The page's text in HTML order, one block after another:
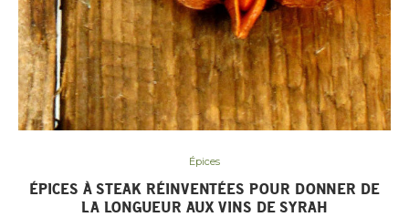
Épices
ÉPICES À STEAK RÉINVENTÉES POUR DONNER DE
LA LONGUEUR AUX VINS DE SYRAH